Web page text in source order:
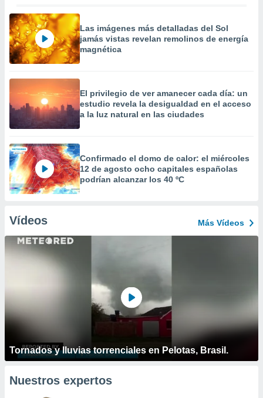
Las imágenes más detalladas del Sol
jamás vistas revelan remolinos de energía
magnética
El privilegio de ver amanecer cada día: un
estudio revela la desigualdad en el acceso
a la luz natural en las ciudades
Confirmado el domo de calor: el miércoles
12 de agosto ocho capitales españolas
podrían alcanzar los 40 ºC
Vídeos Más Vídeos
Tornados y lluvias torrenciales en Pelotas, Brasil.
Nuestros expertos